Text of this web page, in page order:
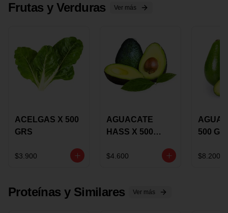
Frutas y Verduras Ver más
ACELGAS X 500
GRS
$3.900
AGUACATE
HASS X 500
$4.600
500
$8.200
Proteínas y Similares Ver más